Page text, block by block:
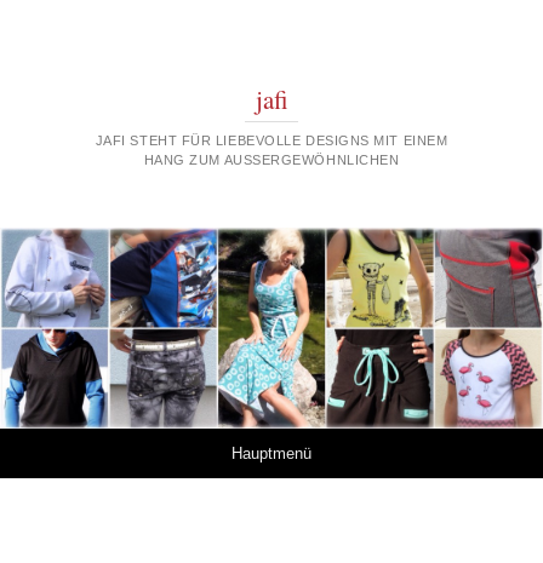
jafi
JAFI STEHT FÜR LIEBEVOLLE DESIGNS MIT EINEM
HANG ZUM AUSSERGEWÖHNLICHEN
Hauptmenü